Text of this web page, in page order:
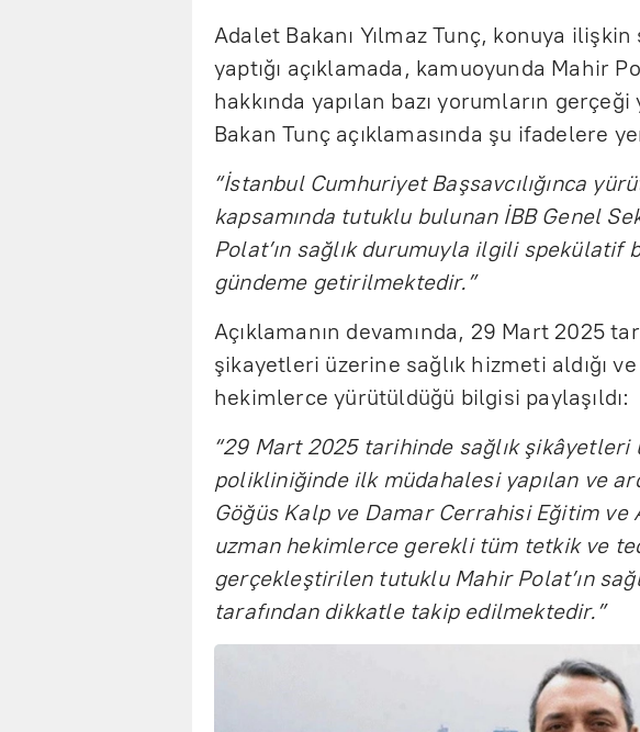
Adalet Bakanı Yılmaz Tunç, konuya
yaptığı açıklamada, kamuoyunda Mahir
hakkında yapılan bazı yorumların gerçeği
Bakan Tunç açıklamasında şu ifadelere
“İstanbul Cumhuriyet Başsavcılığınca
kapsamında tutuklu bulunan İBB Genel
Polat’ın sağlık durumuyla ilgili spekülatif
gündeme getirilmektedir.”
Açıklamanın devamında, 29 Mart 2025
şikayetleri üzerine sağlık hizmeti aldığı
hekimlerce yürütüldüğü bilgisi paylaşıldı:
“29 Mart 2025 tarihinde sağlık şikâyetleri
polikliniğinde ilk müdahalesi yapılan ve
Göğüs Kalp ve Damar Cerrahisi Eğitim ve
uzman hekimlerce gerekli tüm tetkik ve
gerçekleştirilen tutuklu Mahir Polat’ın
tarafından dikkatle takip edilmektedir.”